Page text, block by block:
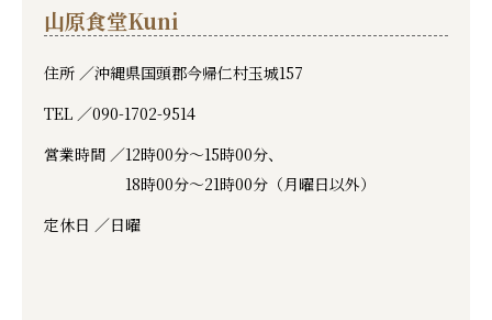
山原食堂Kuni
住所 ／沖縄県国頭郡今帰仁村玉城157
TEL ／090-1702-9514
営業時間 ／12時00分～15時00分、
18時00分～21時00分（月曜日以外）
定休日 ／日曜